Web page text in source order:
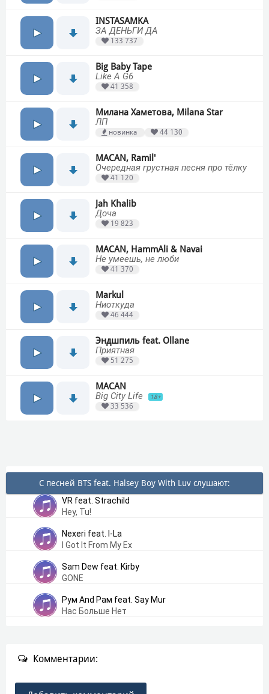
INSTASAMKA
ЗА ДЕНЬГИ ДА
133 737
Big Baby Tape
Like A G6
41 358
Милана Хаметова, Milana Star
ЛП
новинка 44 130
MACAN, Ramil'
Очередная грустная песня про тёлку
41 120
Jah Khalib
Доча
19 823
MACAN, HammAli & Navai
Не умеешь, не люби
41 370
Markul
Ниоткуда
46 444
Эндшпиль feat. Ollane
Приятная
51 275
MACAN
Big City Life
18+
33 536
С песней BTS feat. Halsey Boy With Luv слушают:
VR feat. Strachild
Hey, Tu!
Nexeri feat. I-La
I Got It From My Ex
Sam Dew feat. Kirby
GONE
Рум And Рам feat. Say Mur
Нас Больше Нет
Комментарии: